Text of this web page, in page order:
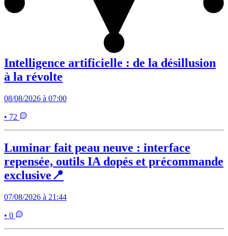
Intelligence artificielle : de la désillusion
à la révolte
08/08/2026 à 07:00
• 72
Luminar fait peau neuve : interface
repensée, outils IA dopés et précommande
exclusive📍
07/08/2026 à 21:44
• 0